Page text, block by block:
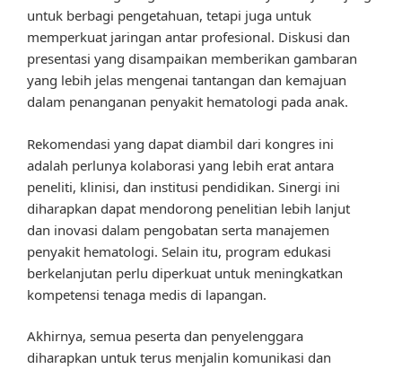
untuk berbagi pengetahuan, tetapi juga untuk
memperkuat jaringan antar profesional. Diskusi dan
presentasi yang disampaikan memberikan gambaran
yang lebih jelas mengenai tantangan dan kemajuan
dalam penanganan penyakit hematologi pada anak.
Rekomendasi yang dapat diambil dari kongres ini
adalah perlunya kolaborasi yang lebih erat antara
peneliti, klinisi, dan institusi pendidikan. Sinergi ini
diharapkan dapat mendorong penelitian lebih lanjut
dan inovasi dalam pengobatan serta manajemen
penyakit hematologi. Selain itu, program edukasi
berkelanjutan perlu diperkuat untuk meningkatkan
kompetensi tenaga medis di lapangan.
Akhirnya, semua peserta dan penyelenggara
diharapkan untuk terus menjalin komunikasi dan